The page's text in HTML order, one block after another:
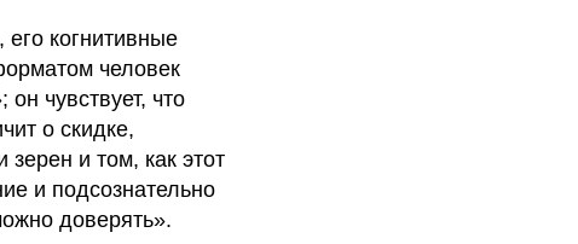
когнитивные
человек
чувствует, что
о скидке,
зерен и том, как этот
и подсознательно
доверять».